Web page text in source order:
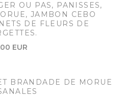
OU PAS, PANISSES,
JAMBON CEBO
DE FLEURS DE
EUR
BRANDADE DE MORUE